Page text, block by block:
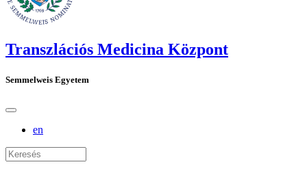
Transzlációs Medicina Központ
Semmelweis Egyetem
en